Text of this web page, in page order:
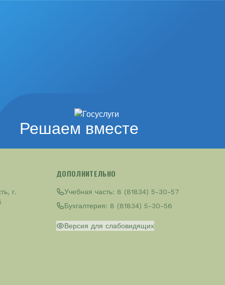
Решаем вместе
г.
ДОПОЛНИТЕЛЬНО
Учебная часть: 8 (81834) 5-30-57
Бухгалтерия: 8 (81834) 5-30-56
Версия для слабовидящих